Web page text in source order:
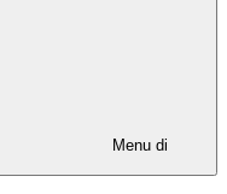
Menu di